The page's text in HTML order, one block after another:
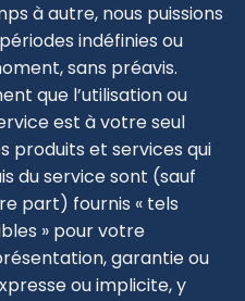
à autre, nous puissions
indéfinies ou
sans préavis.
que l’utilisation ou
est à votre seul
produits et services qui
du service sont (sauf
part) fournis « tels
» pour votre
garantie ou
ou implicite, y